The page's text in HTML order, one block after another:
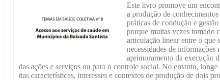
Este livro promove um
a produção de
práticas de condução e
porque muitas vezes tomado
articulação linear entre o que
necessidades de informações
aprimoramento da execução
das ações e serviços ou para o controle social. No entanto,
das características, interesses e contextos de produção de dois